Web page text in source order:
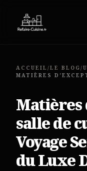
ACCUEIL /LE BLOG/
Matières
salle de
Voyage
du Luxe